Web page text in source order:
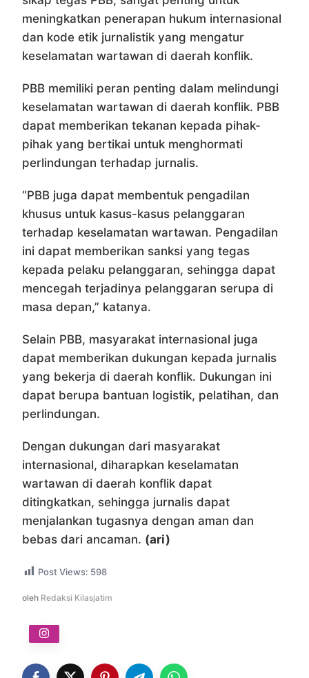
meningkatkan penerapan hukum internasional
dan kode etik jurnalistik yang mengatur
keselamatan wartawan di daerah konflik.
PBB memiliki peran penting dalam melindungi
keselamatan wartawan di daerah konflik. PBB
dapat memberikan tekanan kepada pihak-
pihak yang bertikai untuk menghormati
perlindungan terhadap jurnalis.
“PBB juga dapat membentuk pengadilan
khusus untuk kasus-kasus pelanggaran
terhadap keselamatan wartawan. Pengadilan
ini dapat memberikan sanksi yang tegas
kepada pelaku pelanggaran, sehingga dapat
mencegah terjadinya pelanggaran serupa di
masa depan,” katanya.
Selain PBB, masyarakat internasional juga
dapat memberikan dukungan kepada jurnalis
yang bekerja di daerah konflik. Dukungan ini
dapat berupa bantuan logistik, pelatihan, dan
perlindungan.
Dengan dukungan dari masyarakat
internasional, diharapkan keselamatan
wartawan di daerah konflik dapat
ditingkatkan, sehingga jurnalis dapat
menjalankan tugasnya dengan aman dan
bebas dari ancaman. (ari)
Post Views: 598
oleh Redaksi Kilasjatim